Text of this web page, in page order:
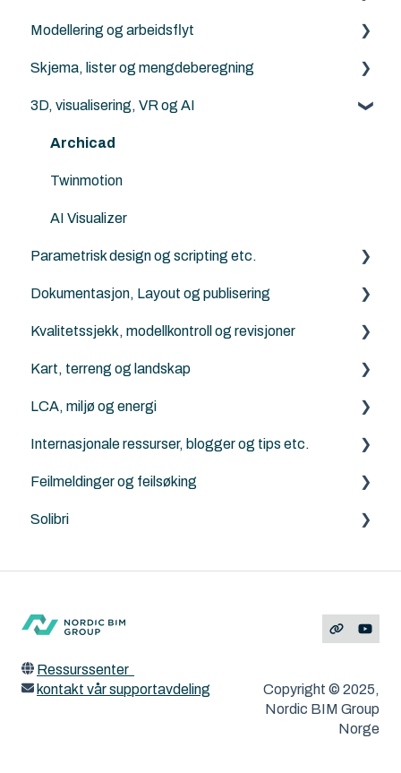
Archicad
Revit
Solibri
IFC Viewers/Verktøy
PDF
DXF/DWG File (.dxf, .dwg)
Punktsky
FBX (.fbx)
Archicad filtyper (.pln, .pla, .tpl and .mod etc.)
KOF
Modellering og arbeidsflyt
Archicad
ArchiFrame
Skjema, lister og mengdeberegning
Archicad
Solibri
3D, visualisering, VR og AI
Archicad
Twinmotion
AI Visualizer
Parametrisk design og scripting etc.
Python for Archicad
PARAM-O for Archicad
Rhino - Grasshopper
Dokumentasjon, Layout og publisering
Archicad
Kvalitetssjekk, modellkontroll og revisjoner
Solibri
Archicad
Kart, terreng og landskap
Generelt om terreng, kart og Mesh-verktøyet
ArchiTerra
Norkart
Land4
LCA, miljø og energi
Energievaluering
DesignLCA
Internasjonale ressurser, blogger og tips etc.
Graphisoft
Feilmeldinger og feilsøking
Archicad
MacOS og Windows
ArchiFrame
Solibri
Ressurssenter
kontakt vår supportavdeling
Copyright © 2025,
Nordic BIM Group
Norge